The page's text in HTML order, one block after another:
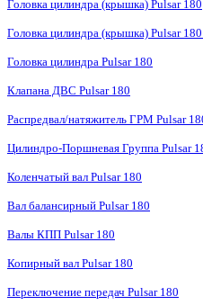
Головка цилиндра (крышка) Pulsar 180
Головка цилиндра (крышка) Pulsar
Головка цилиндра Pulsar 180
Клапана ДВС Pulsar 180
Распредвал/натяжитель ГРМ Pulsar
Цилиндро-Поршневая Группа Pulsar
Коленчатый вал Pulsar 180
Вал балансирный Pulsar 180
Валы КПП Pulsar 180
Копирный вал Pulsar 180
Переключение передач Pulsar 180